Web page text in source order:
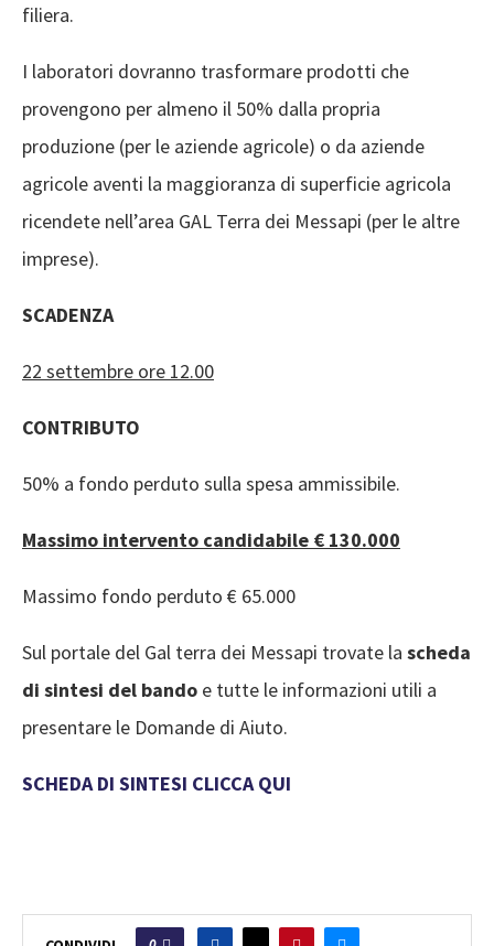
filiera.
I laboratori dovranno trasformare prodotti che
provengono per almeno il 50% dalla propria
produzione (per le aziende agricole) o da aziende
agricole aventi la maggioranza di superficie agricola
ricendete nell’area GAL Terra dei Messapi (per le altre
imprese).
SCADENZA
22 settembre ore 12.00
CONTRIBUTO
50% a fondo perduto sulla spesa ammissibile.
Massimo intervento candidabile € 130.000
Massimo fondo perduto € 65.000
Sul portale del Gal terra dei Messapi trovate la scheda
di sintesi del bando e tutte le informazioni utili a
presentare le Domande di Aiuto.
SCHEDA DI SINTESI CLICCA QUI